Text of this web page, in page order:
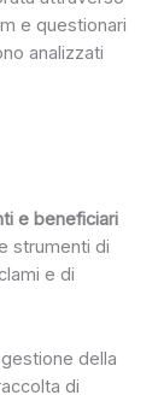
e questionari
analizzati
e beneficiari
strumenti di
e di
della
di